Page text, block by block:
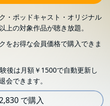
・ポッドキャスト・オリジナル
上の対象作品が聴き放題。
をお得な会員価格で購入できま
後は月額￥1500で自動更新し
会できます。
で購入